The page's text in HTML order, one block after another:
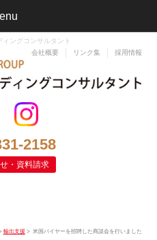
ングコンサルタント
会社概要
リンク集 採用情報
2158
・資料請求
輸出支援> 米国バイヤーを招聘した商談会を行いました